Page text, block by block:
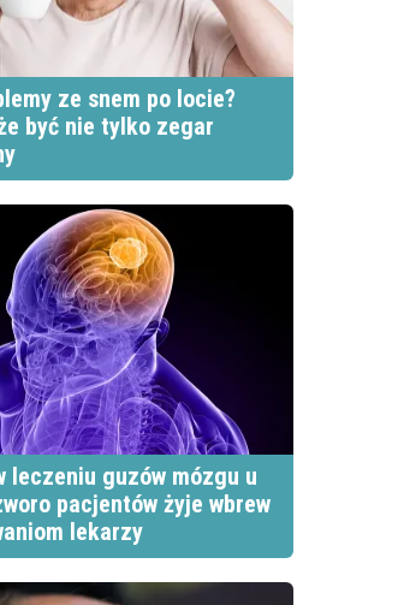
ze snem po locie?
być nie tylko zegar
leczeniu guzów mózgu u
pacjentów żyje wbrew
lekarzy